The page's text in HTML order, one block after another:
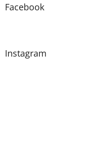
Facebook
Instagram